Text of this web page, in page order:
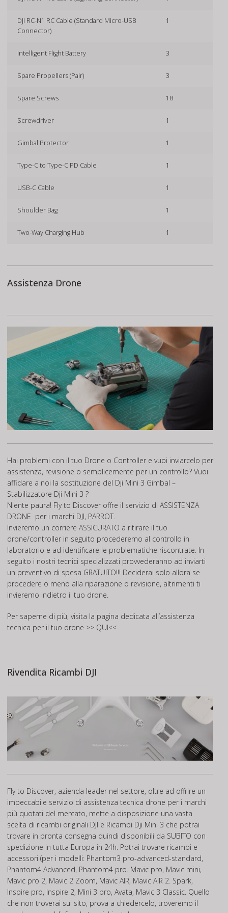
DJI RC-N1 RC Cable (Standard Micro-USB
Connector)
1
Intelligent Flight Battery 3
Spare Propellers (Pair) 3
Spare Screws 18
Screwdriver 1
Gimbal Protector 1
Type-C to Type-C PD Cable 1
USB-C Cable 1
Shoulder Bag 1
Two-Way Charging Hub 1
Assistenza Drone
Hai problemi con il tuo Drone o Controller e vuoi inviarcelo per
assistenza, revisione o semplicemente per un controllo? Vuoi
affidare a noi la sostituzione del Dji Mini 3 Gimbal –
Stabilizzatore Dji Mini 3 ?
Niente paura! Fly to Discover offre il servizio di ASSISTENZA
DRONE per i marchi DJI, PARROT.
Invieremo un corriere ASSICURATO a ritirare il tuo
drone/controller in seguito procederemo al controllo in
laboratorio e ad identificare le problematiche riscontrate. In
seguito i nostri tecnici specializzati provvederanno ad inviarti
un preventivo di spesa GRATUITO!!! Deciderai solo allora se
procedere o meno alla riparazione o revisione, altrimenti ti
invieremo indietro il tuo drone.
Per saperne di più, visita la pagina dedicata all’assistenza
tecnica per il tuo drone >> QUI<<
Rivendita Ricambi DJI
Fly to Discover, azienda leader nel settore, oltre ad offrire un
impeccabile servizio di assistenza tecnica drone per i marchi
più quotati del mercato, mette a disposizione una vasta
scelta di ricambi originali DJI e Ricambi Dji Mini 3 che potrai
trovare in pronta consegna quindi disponibili da SUBITO con
spedizione in tutta Europa in 24h. Potrai trovare ricambi e
accessori (per i modelli: Phantom3 pro-advanced-standard,
Phantom4 Advanced, Phantom4 pro. Mavic pro, Mavic mini,
Mavic pro 2, Mavic 2 Zoom, Mavic AIR, Mavic AIR 2. Spark,
Inspire pro, Inspire 2, Mini 3 pro, Avata, Mavic 3 Classic. Quello
che non troverai sul sito, prova a chiedercelo, troveremo il